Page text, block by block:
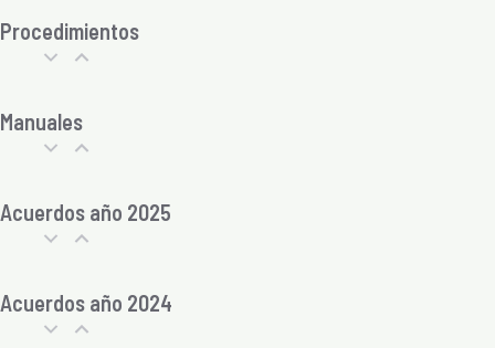
Procedimientos
Manuales
Acuerdos año 2025
Acuerdos año 2024